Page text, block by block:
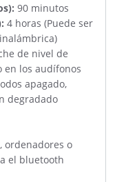
90 minutos
4 horas (Puede ser
de nivel de
en los audífonos
apagado,
degradado
ordenadores o
el bluetooth